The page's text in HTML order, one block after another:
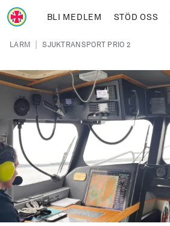
Hoppa till huvudinnehåll
BLI MEDLEM STÖD OSS
Länkstig
LARM | SJUKTRANSPORT PRIO 2